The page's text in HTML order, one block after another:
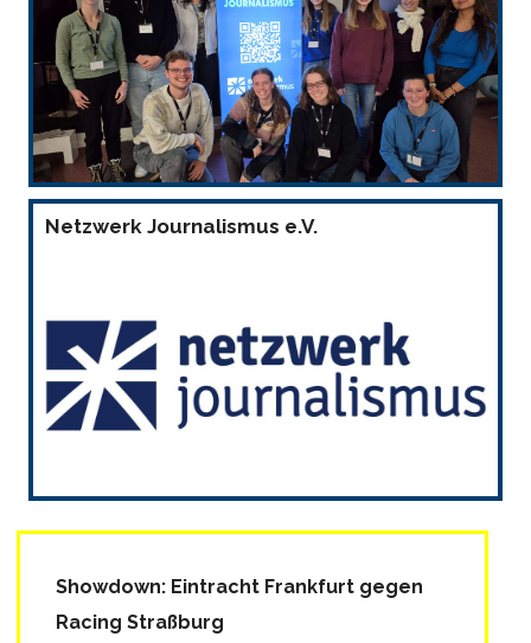
Netzwerk Journalismus e.V.
Showdown: Eintracht Frankfurt gegen
Racing Straßburg